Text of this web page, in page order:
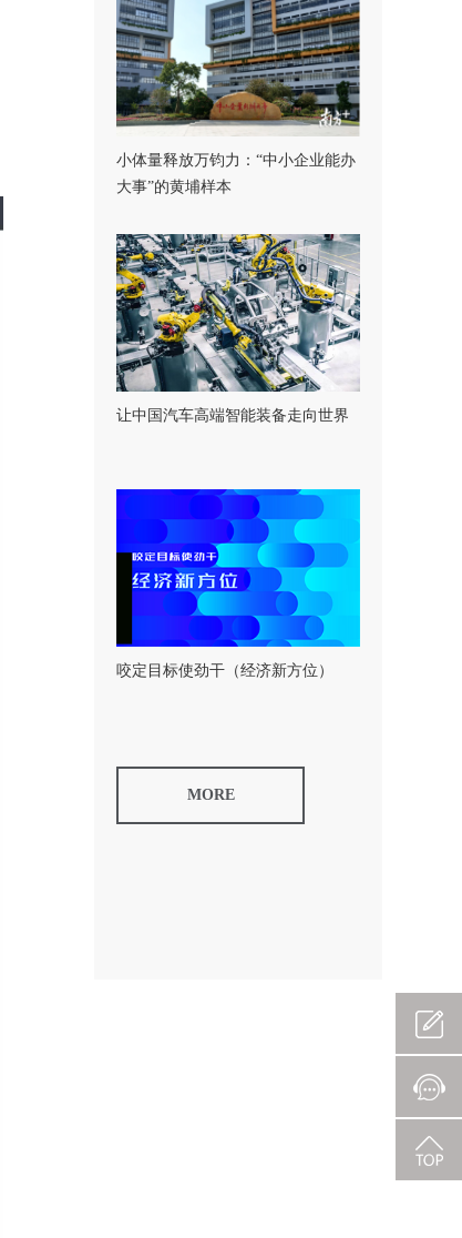
小体量释放万钧力：“中小企业能办
大事”的黄埔样本
让中国汽车高端智能装备走向世界
咬定目标使劲干（经济新方位）
MORE